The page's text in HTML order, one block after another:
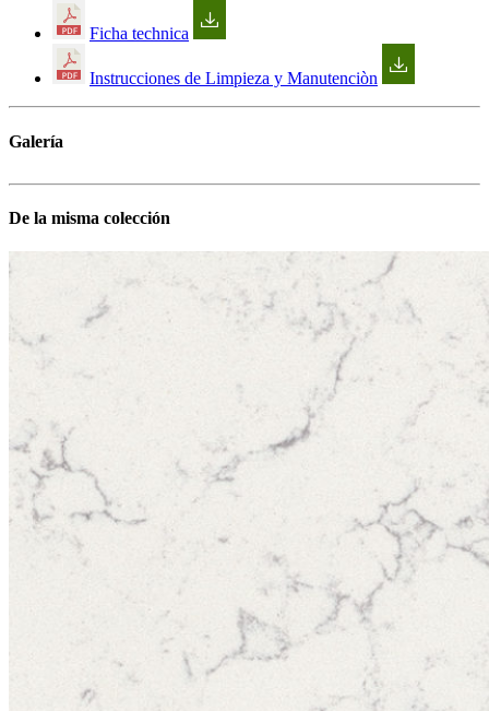
Ficha technica
Instrucciones de Limpieza y Manutenciòn
Galería
De la misma colección